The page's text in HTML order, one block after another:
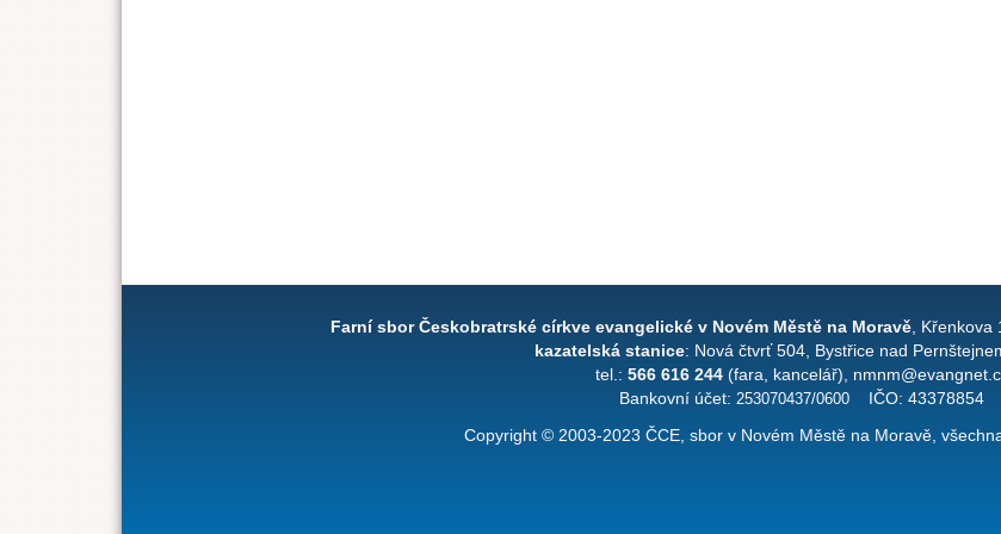
Farní sbor Českobratrské církve evangelické v Novém Městě na Moravě, Křenkova
kazatelská stanice: Nová čtvrť 504, Bystřice nad
tel.: 566 616 244(fara, kancelář),
Bankovní účet: 253070437/0600 IČO: 43378854
Copyright © 2003-2023 ČCE, sbor v Novém Městě na Moravě,